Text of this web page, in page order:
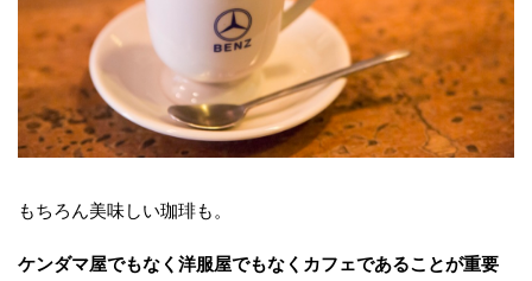
もちろん美味しい珈琲も。
ケンダマ屋でもなく洋服屋でもなくカフェであることが重要